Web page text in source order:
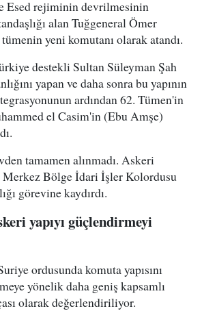
Esed rejiminin devrilmesinin
alan Tuğgeneral Ömer
yeni komutanı olarak atandı.
destekli Sultan Süleyman Şah
yapan ve daha sonra bu yapının
ardından 62. Tümen'in
el Casim'in (Ebu Amşe)
tamamen alınmadı. Askeri
Bölge İdari İşler Kolordusu
görevine kaydırdı.
yapıyı güçlendirmeyi
ordusunda komuta yapısını
yönelik daha geniş kapsamlı
olarak değerlendiriliyor.